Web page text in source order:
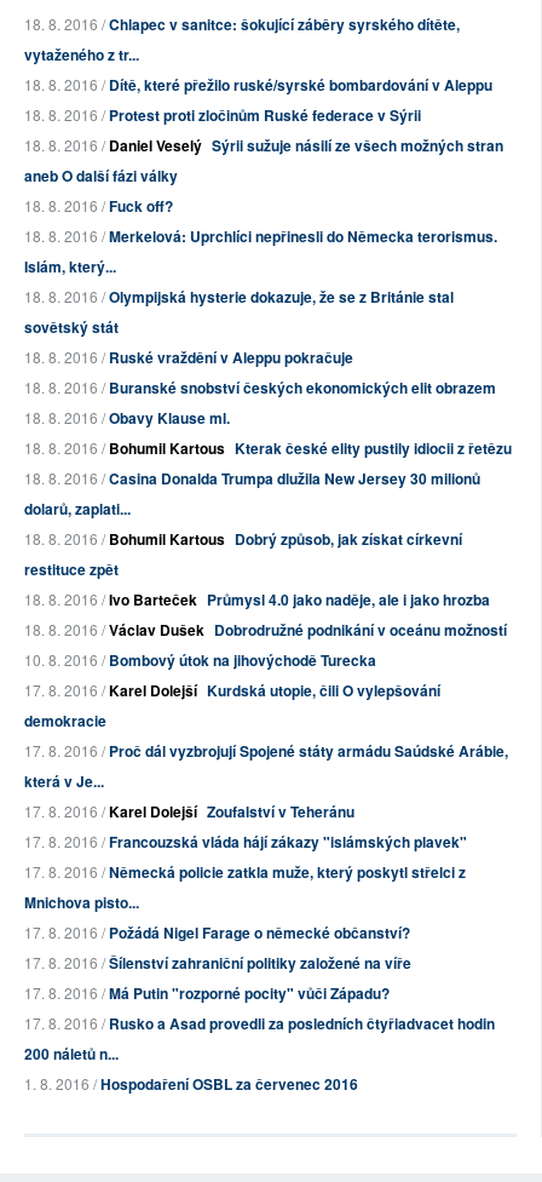
18. 8. 2016 /Chlapec v sanitce: šokující záběry syrského dítěte,
vytaženého z tr...
18. 8. 2016 /Dítě, které přežilo ruské/syrské bombardování v Aleppu
18. 8. 2016 /Protest proti zločinům Ruské federace v Sýrii
18. 8. 2016 /Daniel Veselý Sýrii sužuje násilí ze všech možných stran
aneb O další fázi války
18. 8. 2016 /Fuck off?
18. 8. 2016 /Merkelová: Uprchlíci nepřinesli do Německa terorismus.
Islám, který...
18. 8. 2016 /Olympijská hysterie dokazuje, že se z Británie stal
sovětský stát
18. 8. 2016 /Ruské vraždění v Aleppu pokračuje
18. 8. 2016 /Buranské snobství českých ekonomických elit obrazem
18. 8. 2016 /Obavy Klause ml.
18. 8. 2016 /Bohumil Kartous Kterak české elity pustily idiocii z řetězu
18. 8. 2016 /Casina Donalda Trumpa dlužila New Jersey 30 milionů
dolarů, zaplati...
18. 8. 2016 /Bohumil Kartous Dobrý způsob, jak získat církevní
restituce zpět
18. 8. 2016 /Ivo Barteček Průmysl 4.0 jako naděje, ale i jako hrozba
18. 8. 2016 /Václav Dušek Dobrodružné podnikání v oceánu možností
10. 8. 2016 /Bombový útok na jihovýchodě Turecka
17. 8. 2016 /Karel Dolejší Kurdská utopie, čili O vylepšování
demokracie
17. 8. 2016 /Proč dál vyzbrojují Spojené státy armádu Saúdské Arábie,
která v Je...
17. 8. 2016 /Karel Dolejší Zoufalství v Teheránu
17. 8. 2016 /Francouzská vláda hájí zákazy "islámských plavek"
17. 8. 2016 /Německá policie zatkla muže, který poskytl střelci z
Mnichova pisto...
17. 8. 2016 /Požádá Nigel Farage o německé občanství?
17. 8. 2016 /Šílenství zahraniční politiky založené na víře
17. 8. 2016 /Má Putin "rozporné pocity" vůči Západu?
17. 8. 2016 /Rusko a Asad provedli za posledních čtyřiadvacet hodin
200 náletů n...
1. 8. 2016 /Hospodaření OSBL za červenec 2016